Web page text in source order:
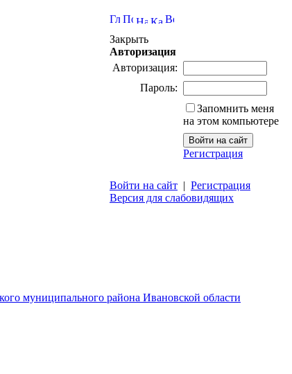
Закрыть
Авторизация
Авторизация:
Пароль:
Запомнить меня
на этом компьютере
Регистрация
Войти на сайт | Регистрация
Версия для слабовидящих
муниципального района Ивановской области